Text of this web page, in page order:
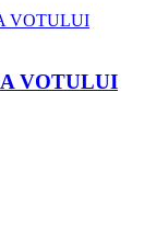
VOTULUI